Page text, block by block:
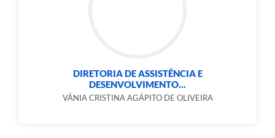
DIRETORIA DE ASSISTÊNCIA E
DESENVOLVIMENTO...
VÂNIA CRISTINA AGÁPITO DE OLIVEIRA